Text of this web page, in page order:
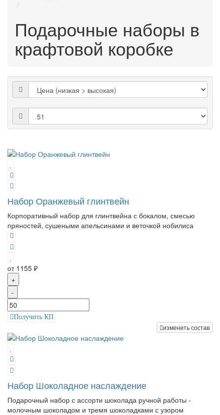
Подарочные наборы в
крафтовой коробке
Набор Оранжевый глинтвейн
Корпоративный набор для глинтвейна с бокалом, смесью
пряностей, сушеными апельсинами и веточкой нобилиса
от 1155 ₽
+
-
Получить КП
изменить состав
Набор Шоколадное наслаждение
Подарочный набор с ассорти шоколада ручной работы -
молочным шоколадом и тремя шоколадками с узором